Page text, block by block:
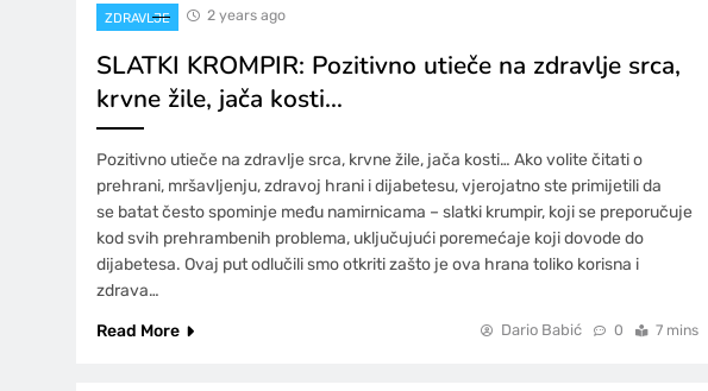
ZDRAVLJE 2 years ago
SLATKI KROMPIR: Pozitivno utieče na zdravlje srca,
krvne žile, jača kosti…
Pozitivno utieče na zdravlje srca, krvne žile, jača kosti… Ako volite čitati o
prehrani, mršavljenju, zdravoj hrani i dijabetesu, vjerojatno ste primijetili da
se batat često spominje među namirnicama – slatki krumpir, koji se preporučuje
kod svih prehrambenih problema, uključujući poremećaje koji dovode do
dijabetesa. Ovaj put odlučili smo otkriti zašto je ova hrana toliko korisna i
zdrava…
Read More
Dario Babić 0 7 mins